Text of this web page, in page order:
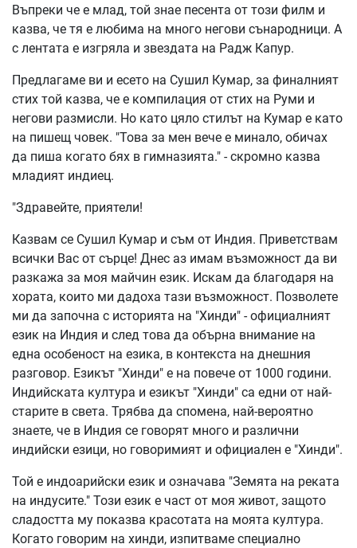
Въпреки че е млад, той знае песента от този филм и
казва, че тя е любима на много негови сънародници. А
с лентата е изгряла и звездата на Радж Капур.
Предлагаме ви и есето на Сушил Кумар, за финалният
стих той казва, че е компилация от стих на Руми и
негови размисли. Но като цяло стилът на Кумар е като
на пишещ човек. "Това за мен вече е минало, обичах
да пиша когато бях в гимназията." - скромно казва
младият индиец.
"Здравейте, приятели!
Казвам се Сушил Кумар и съм от Индия. Приветствам
всички Вас от сърце! Днес аз имам възможност да ви
разкажа за моя майчин език. Искам да благодаря на
хората, които ми дадоха тази възможност. Позволете
ми да започна с историята на "Хинди" - официалният
език на Индия и след това да обърна внимание на
една особеност на езика, в контекста на днешния
разговор. Езикът "Хинди" е на повече от 1000 години.
Индийската култура и езикът "Хинди" са едни от най-
старите в света. Трябва да спомена, най-вероятно
знаете, че в Индия се говорят много и различни
индийски езици, но говоримият и официален е "Хинди".
Той е индоарийски език и означава "Земята на реката
на индусите." Този език е част от моя живот, защото
сладостта му показва красотата на моята култура.
Когато говорим на хинди, изпитваме специално